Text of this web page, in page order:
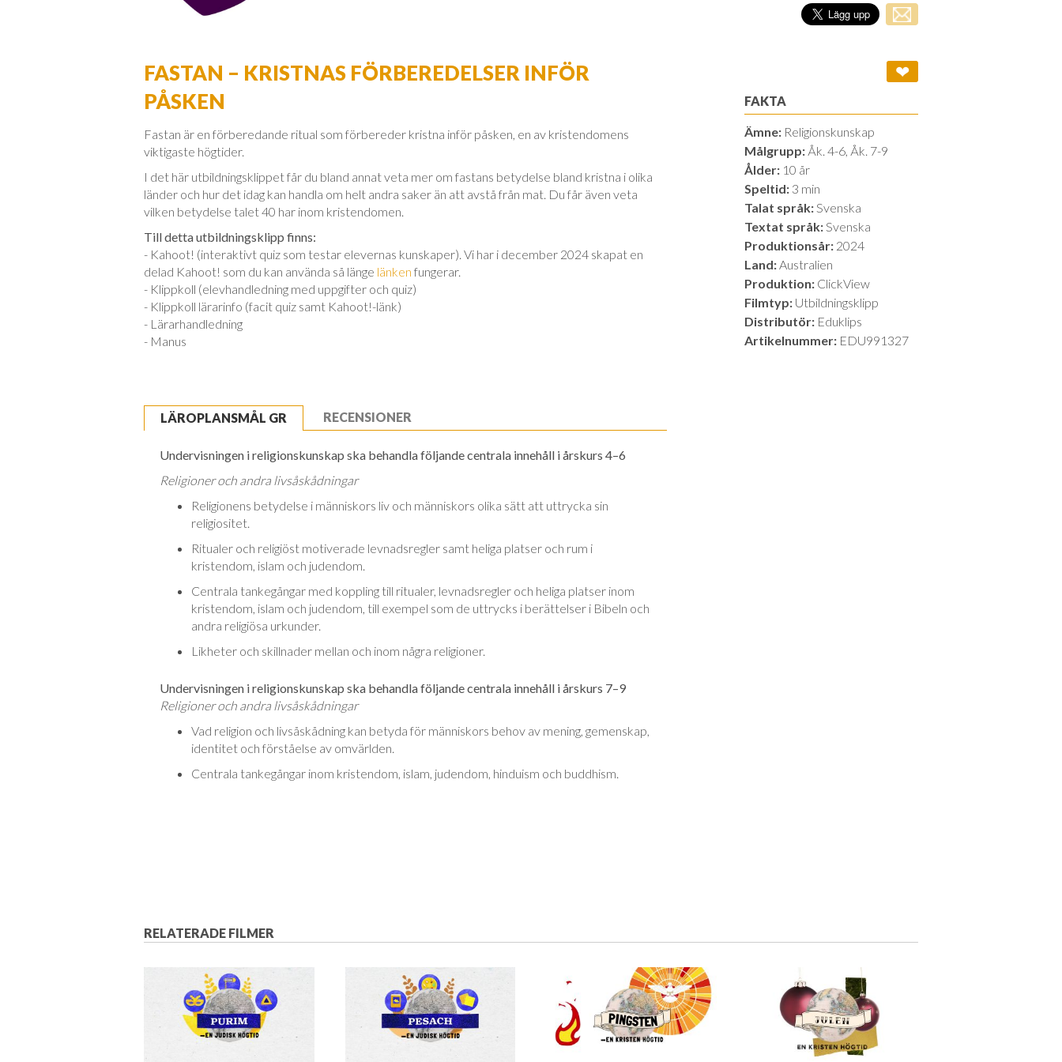
FASTAN – KRISTNAS FÖRBEREDELSER INFÖR
PÅSKEN
Fastan är en förberedande ritual som förbereder kristna inför påsken, en av kristendomens
viktigaste högtider.
I det här utbildningsklippet får du bland annat veta mer om fastans betydelse bland kristna i olika
länder och hur det idag kan handla om helt andra saker än att avstå från mat. Du får även veta
vilken betydelse talet 40 har inom kristendomen.
Till detta utbildningsklipp finns:
- Kahoot! (interaktivt quiz som testar elevernas kunskaper). Vi har i december 2024 skapat en
delad Kahoot! som du kan använda så länge länken fungerar.
- Klippkoll (elevhandledning med uppgifter och quiz)
- Klippkoll lärarinfo (facit quiz samt Kahoot!-länk)
- Lärarhandledning
- Manus
LÄROPLANSMÅL GR
Undervisningen i religionskunskap ska behandla följande centrala innehåll i årskurs 4–6
Religioner och andra livsåskådningar
Religionens betydelse i människors liv och människors olika sätt att uttrycka sin
religiositet.
Ritualer och religiöst motiverade levnadsregler samt heliga platser och rum i
kristendom, islam och judendom.
Centrala tankegångar med koppling till ritualer, levnadsregler och heliga platser inom
kristendom, islam och judendom, till exempel som de uttrycks i berättelser i Bibeln och
andra religiösa urkunder.
Likheter och skillnader mellan och inom några religioner.
Undervisningen i religionskunskap ska behandla följande centrala innehåll i årskurs 7–9
Religioner och andra livsåskådningar
Vad religion och livsåskådning kan betyda för människors behov av mening, gemenskap,
identitet och förståelse av omvärlden.
Centrala tankegångar inom kristendom, islam, judendom, hinduism och buddhism.
RECENSIONER
❤
FAKTA
Ämne: Religionskunskap
Målgrupp: Åk. 4-6, Åk. 7-9
Ålder: 10 år
Speltid: 3 min
Talat språk:Svenska
Textat språk:Svenska
Produktionsår: 2024
Land:Australien
Produktion: ClickView
Filmtyp: Utbildningsklipp
Distributör: Eduklips
Artikelnummer: EDU991327
RELATERADE FILMER